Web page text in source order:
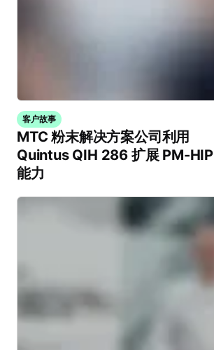
客户故事
MTC 粉末解决方案公司利用
Quintus QIH 286 扩展 PM-HIP
能力